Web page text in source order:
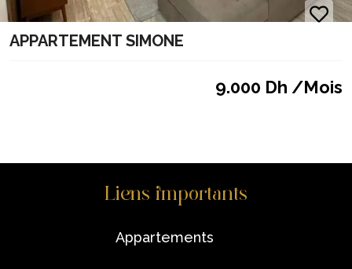
APPARTEMENT SIMONE
9.000 Dh /Mois
Liens importants
appartements